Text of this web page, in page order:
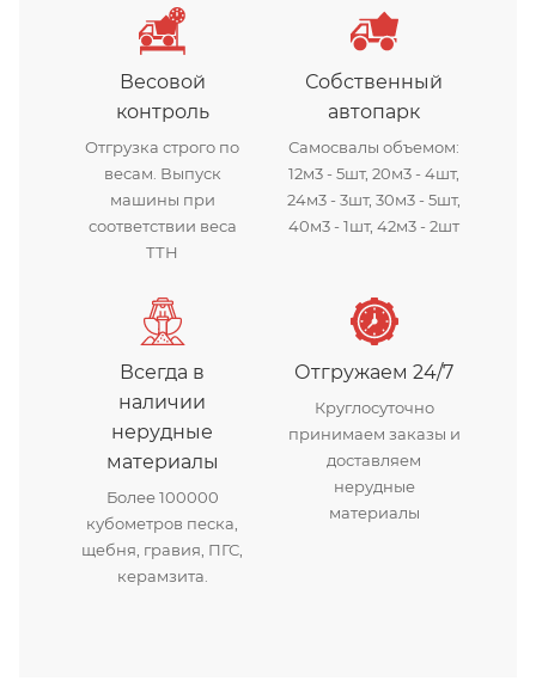
Весовой
контроль
Отгрузка строго по
весам. Выпуск
машины при
соответствии веса
ТТН
Собственный
автопарк
Самосвалы объемом:
12м3 - 5шт, 20м3 - 4шт,
24м3 - 3шт, 30м3 - 5шт,
40м3 - 1шт, 42м3 - 2шт
Всегда в
наличии
нерудные
материалы
Более 100000
кубометров песка,
щебня, гравия, ПГС,
керамзита.
Отгружаем 24/7
Круглосуточно
принимаем заказы и
доставляем
нерудные
материалы